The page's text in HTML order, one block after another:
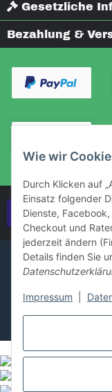
Wie wir
Durch Klicken auf
Einsatz folgender
Dienste,
Checkout und
jederzeit ändern
Details finden Sie
Impressum
Gesetzliche
Bezahlung &
Vertrag widerrufen